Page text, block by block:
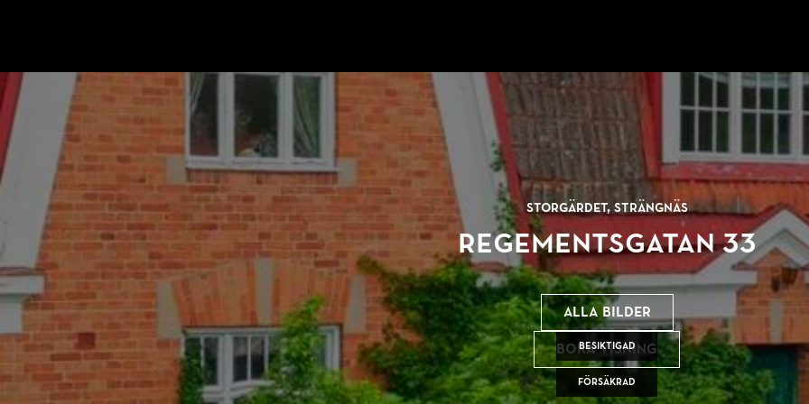
Storgärdet, Strängnäs
Regementsgatan 33
Besiktigad
Försäkrad
Alla bilder
Boka visning